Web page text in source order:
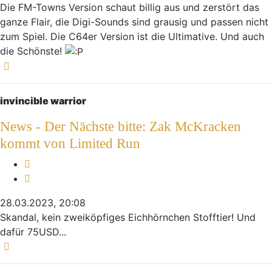
Die FM-Towns Version schaut billig aus und zerstört das
ganze Flair, die Digi-Sounds sind grausig und passen nicht
zum Spiel. Die C64er Version ist die Ultimative. Und auch
die Schönste!
invincible warrior
News - Der Nächste bitte: Zak McKracken
kommt von Limited Run
28.03.2023, 20:08
Skandal, kein zweiköpfiges Eichhörnchen Stofftier! Und
dafür 75USD...